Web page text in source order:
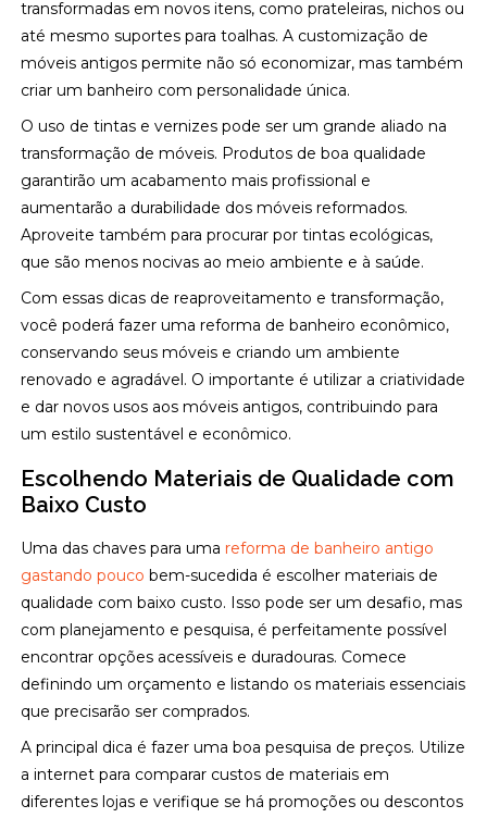
transformadas em novos itens, como prateleiras, nichos ou
até mesmo suportes para toalhas. A customização de
móveis antigos permite não só economizar, mas também
criar um banheiro com personalidade única.
O uso de tintas e vernizes pode ser um grande aliado na
transformação de móveis. Produtos de boa qualidade
garantirão um acabamento mais profissional e
aumentarão a durabilidade dos móveis reformados.
Aproveite também para procurar por tintas ecológicas,
que são menos nocivas ao meio ambiente e à saúde.
Com essas dicas de reaproveitamento e transformação,
você poderá fazer uma reforma de banheiro econômico,
conservando seus móveis e criando um ambiente
renovado e agradável. O importante é utilizar a criatividade
e dar novos usos aos móveis antigos, contribuindo para
um estilo sustentável e econômico.
Escolhendo Materiais de Qualidade com
Baixo Custo
Uma das chaves para uma reforma de banheiro antigo
gastando pouco bem-sucedida é escolher materiais de
qualidade com baixo custo. Isso pode ser um desafio, mas
com planejamento e pesquisa, é perfeitamente possível
encontrar opções acessíveis e duradouras. Comece
definindo um orçamento e listando os materiais essenciais
que precisarão ser comprados.
A principal dica é fazer uma boa pesquisa de preços. Utilize
a internet para comparar custos de materiais em
diferentes lojas e verifique se há promoções ou descontos